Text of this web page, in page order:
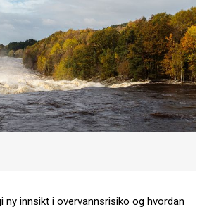
ny innsikt i overvannsrisiko og hvordan